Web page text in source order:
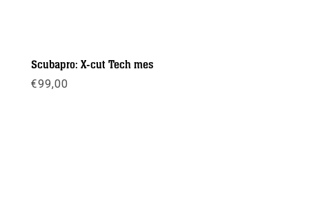
Scubapro: X-cut Tech mes
€99,00